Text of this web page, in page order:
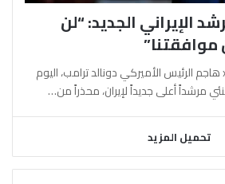
الإيراني الجديد: “لن
آفرين علو ـ xeber24.net هاجم الرئيس الأميركي دونالد ترامب، اليوم
مرشداً أعلى جديداً لإيران، محذراً من…
تحميل المزيد